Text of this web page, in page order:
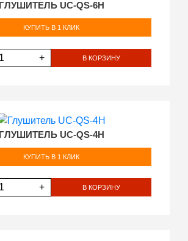
ГЛУШИТЕЛЬ UC-QS-6Н
КУПИТЬ В 1 КЛИК
+ В КОРЗИНУ
ГЛУШИТЕЛЬ UC-QS-4Н
КУПИТЬ В 1 КЛИК
+ В КОРЗИНУ